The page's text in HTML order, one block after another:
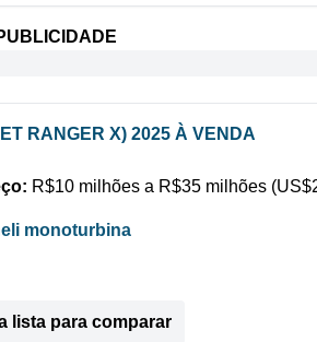
RANGER X) 2025 À VENDA
R$10 milhões a R$35 milhões
monoturbina
lista para comparar